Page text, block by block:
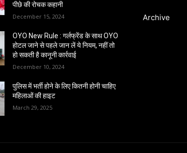
पीछे की रोचक कहानी
December 15, 2024
OYO New Rule : गर्लफ्रेंड के साथ OYO
होटल जाने से पहले जान लें ये नियम, नहीं तो
हो सकती है कानूनी कार्रवाई
December 10, 2024
पुलिस में भर्ती होने के लिए कितनी होनी चाहिए
महिलाओं की हाइट
March 29, 2025
Archive